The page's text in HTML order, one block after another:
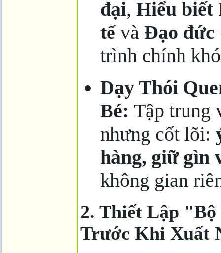
đại, Hiểu biết
tếvà Đạo đức
trình chính
Dạy Thói
Bé: Tập trung
nhưng cốt lõi:
hàng, giữ gìn
không gian
2. Thiết Lập
Trước Khi Xuất